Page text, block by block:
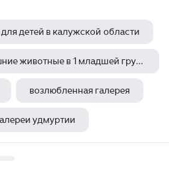
детей в калужской области
мини музей домашние животные в 1 младшей группе
возлюбленная галерея
удмуртии